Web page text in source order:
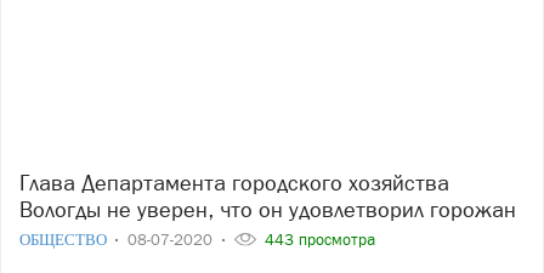
Глава Департамента городского хозяйства
Вологды не уверен, что он удовлетворил горожан
ОБЩЕСТВО 08-07-2020 443 просмотра